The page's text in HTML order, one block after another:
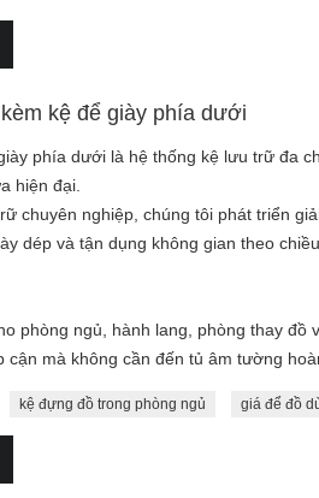
kệ để giày phía dưới
phía dưới là hệ thống kệ lưu trữ đa
hiện đại.
chuyên nghiệp, chúng tôi phát triển
dép và tận dụng không gian theo
phòng ngủ, hành lang, phòng thay đồ
mà không cần đến tủ âm tường
kệ đựng đồ trong phòng ngủ giá để đồ